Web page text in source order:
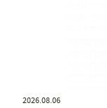
2026.08.06